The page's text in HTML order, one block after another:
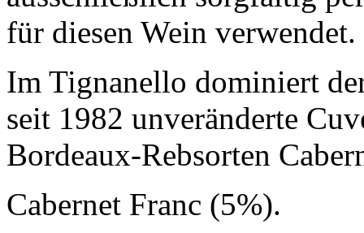
für diesen Wein verwendet.
Im Tignanello dominiert
seit 1982 unveränderte
Bordeaux-Rebsorten
Cabernet Franc (5%).